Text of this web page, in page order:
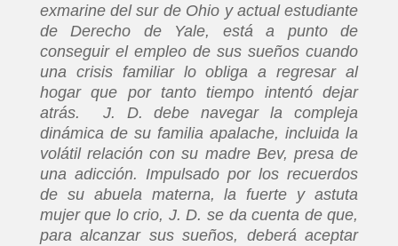
exmarine del sur de Ohio y actual estudiante
de Derecho de Yale, está a punto de
conseguir el empleo de sus sueños cuando
una crisis familiar lo obliga a regresar al
hogar que por tanto tiempo intentó dejar
atrás. J. D. debe navegar la compleja
dinámica de su familia apalache, incluida la
volátil relación con su madre Bev, presa de
una adicción. Impulsado por los recuerdos
de su abuela materna, la fuerte y astuta
mujer que lo crio, J. D. se da cuenta de que,
para alcanzar sus sueños, deberá aceptar